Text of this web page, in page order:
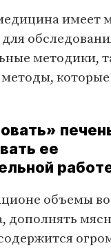
имеет
методики,
ее
объемы
дополнять